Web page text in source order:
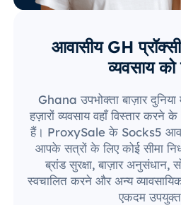
आवासीय GH
व्यवसाय को
Ghana उपभोक्ता बाज़ार
हज़ारों व्यवसाय वहाँ विस्तार करने
हैं। ProxySale के Socks5
आपके सत्रों के लिए कोई सीमा
ब्रांड सुरक्षा, बाज़ार अनुसंधान,
स्वचालित करने और अन्य
एकदम